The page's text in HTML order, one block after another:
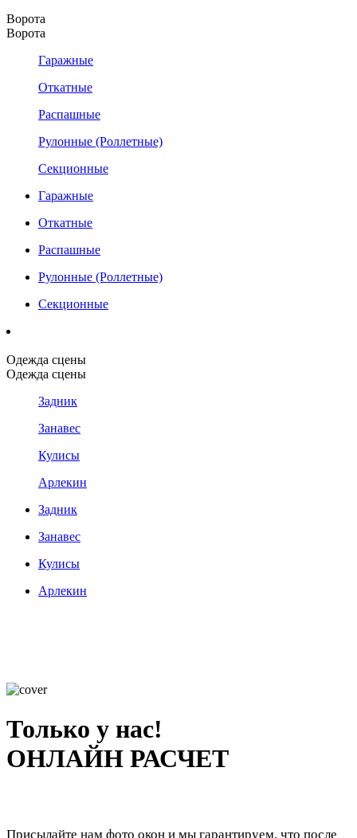
Ворота
Ворота
Гаражные
Откатные
Распашные
Рулонные (Роллетные)
Секционные
Гаражные
Откатные
Распашные
Рулонные (Роллетные)
Секционные
Одежда сцены
Одежда сцены
Задник
Занавес
Кулисы
Арлекин
Задник
Занавес
Кулисы
Арлекин
Только у нас!
ОНЛАЙН РАСЧЕТ
Присылайте нам фото окон и мы гарантируем, что после